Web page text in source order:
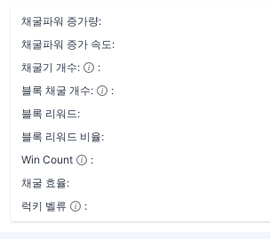
채굴파워 증가량:
채굴파워 증가 속도:
채굴기 개수:
:
블록 채굴 개수:
:
블록 리워드:
블록 리워드 비율:
Win Count
:
채굴 효율:
럭키 벨류
: